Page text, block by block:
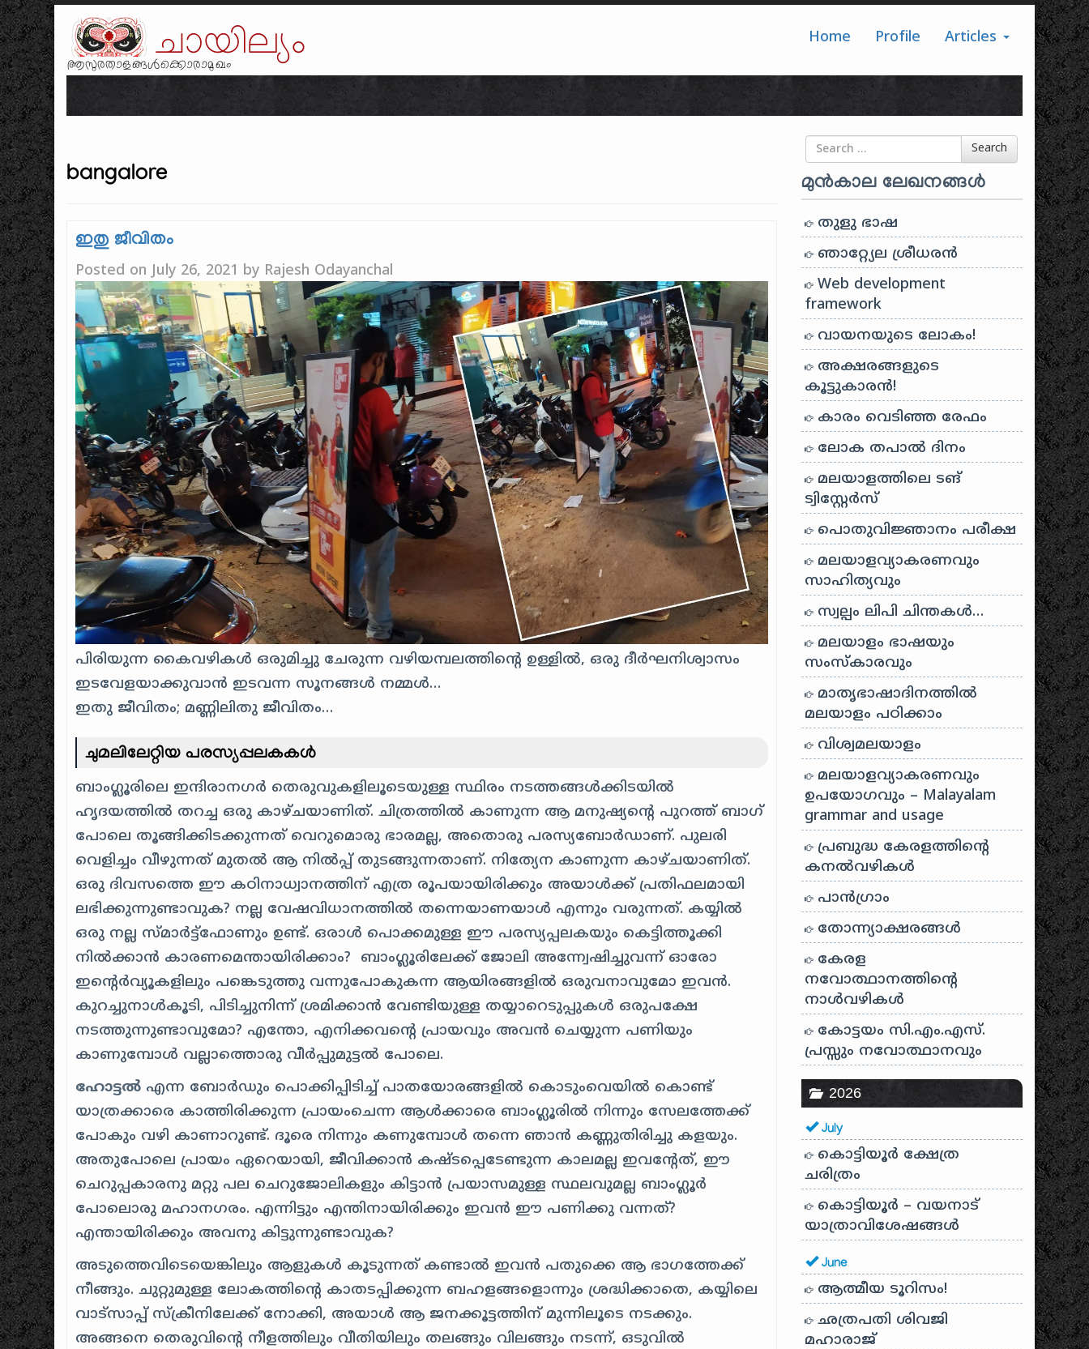
ചായില്യം
ആസുരതാളങ്ങൾക്കൊരാമുഖം
Home Profile Articles
Skip to content
bangalore
ഇതു ജീവിതം
Posted on July 26, 2021 by Rajesh Odayanchal
പിരിയുന്ന കൈവഴികള്‍ ഒരുമിച്ചു ചേരുന്ന വഴിയമ്പലത്തിന്റെ ഉള്ളിൽ, ഒരു ദീര്‍ഘനിശ്വാസം
ഇടവേളയാക്കുവാന്‍ ഇടവന്ന സൂനങ്ങള്‍ നമ്മൾ…
ഇതു ജീവിതം; മണ്ണിലിതു ജീവിതം…
ചുമലിലേറ്റിയ പരസ്യപ്പലകകൾ
ബാംഗ്ലൂരിലെ ഇന്ദിരാനഗർ തെരുവുകളിലൂടെയുള്ള സ്ഥിരം നടത്തങ്ങൾക്കിടയിൽ
ഹൃദയത്തിൽ തറച്ച ഒരു കാഴ്ചയാണിത്. ചിത്രത്തിൽ കാണുന്ന ആ മനുഷ്യന്റെ പുറത്ത് ബാഗ്
പോലെ തൂങ്ങിക്കിടക്കുന്നത് വെറുമൊരു ഭാരമല്ല, അതൊരു പരസ്യബോർഡാണ്. പുലരി
വെളിച്ചം വീഴുന്നത് മുതൽ ആ നിൽപ്പ് തുടങ്ങുന്നതാണ്. നിത്യേന കാണുന്ന കാഴ്ചയാണിത്.
ഒരു ദിവസത്തെ ഈ കഠിനാധ്വാനത്തിന് എത്ര രൂപയായിരിക്കും അയാൾക്ക് പ്രതിഫലമായി
ലഭിക്കുന്നുണ്ടാവുക? നല്ല വേഷവിധാനത്തിൽ തന്നെയാണയാൾ എന്നും വരുന്നത്. കയ്യിൽ
ഒരു നല്ല സ്മാർട്ട്ഫോണും ഉണ്ട്. ഒരാൾ പൊക്കമുള്ള ഈ പരസ്യപ്പലകയും കെട്ടിത്തൂക്കി
നിൽക്കാൻ കാരണമെന്തായിരിക്കാം? ബാംഗ്ലൂരിലേക്ക് ജോലി അന്ന്വേഷിച്ചുവന്ന് ഓരോ
ഇന്റെർവ്യൂകളിലും പങ്കെടുത്തു വന്നുപോകുകന്ന ആയിരങ്ങളിൽ ഒരുവനാവുമോ ഇവൻ.
കുറച്ചുനാൾകൂടി, പിടിച്ചുനിന്ന് ശ്രമിക്കാൻ വേണ്ടിയുള്ള തയ്യാറെടുപ്പുകൾ ഒരുപക്ഷേ
നടത്തുന്നുണ്ടാവുമോ? എന്തോ, എനിക്കവന്റെ പ്രായവും അവൻ ചെയ്യുന്ന പണിയും
കാണുമ്പോൾ വല്ലാത്തൊരു വീർപ്പുമുട്ടൽ പോലെ.
ഹോട്ടൽ എന്ന ബോർഡും പൊക്കിപ്പിടിച്ച് പാതയോരങ്ങളിൽ കൊടുംവെയിൽ കൊണ്ട്
യാത്രക്കാരെ കാത്തിരിക്കുന്ന പ്രായംചെന്ന ആൾക്കാരെ ബാംഗ്ലൂരിൽ നിന്നും സേലത്തേക്ക്
പോകും വഴി കാണാറുണ്ട്. ദൂരെ നിന്നും കണുമ്പോൾ തന്നെ ഞാൻ കണ്ണുതിരിച്ചു കളയും.
അതുപോലെ പ്രായം ഏറെയായി, ജീവിക്കാൻ കഷ്ടപ്പെടേണ്ടുന്ന കാലമല്ല ഇവന്റേത്, ഈ
ചെറുപ്പകാരനു മറ്റു പല ചെറുജോലികളും കിട്ടാൻ പ്രയാസമുള്ള സ്ഥലവുമല്ല ബാംഗ്ലൂർ
പോലൊരു മഹാനഗരം. എന്നിട്ടും എന്തിനായിരിക്കും ഇവൻ ഈ പണിക്കു വന്നത്?
എന്തായിരിക്കും അവനു കിട്ടുന്നുണ്ടാവുക?
അടുത്തെവിടെയെങ്കിലും ആളുകൾ കൂടുന്നത് കണ്ടാൽ ഇവൻ പതുക്കെ ആ ഭാഗത്തേക്ക്
നീങ്ങും. ചുറ്റുമുള്ള ലോകത്തിന്റെ കാതടപ്പിക്കുന്ന ബഹളങ്ങളൊന്നും ശ്രദ്ധിക്കാതെ, കയ്യിലെ
വാട്സാപ്പ് സ്ക്രീനിലേക്ക് നോക്കി, അയാൾ ആ ജനക്കൂട്ടത്തിന് മുന്നിലൂടെ നടക്കും.
അങ്ങനെ തെരുവിന്റെ നീളത്തിലും വീതിയിലും തലങ്ങും വിലങ്ങും നടന്ന്, ഒടുവിൽ
Search for Search
മുൻകാല ലേഖനങ്ങൾ
തുളു ഭാഷ
ഞാറ്റ്യേല ശ്രീധരൻ
Web development
framework
വായനയുടെ ലോകം!
അക്ഷരങ്ങളുടെ
കൂട്ടുകാരൻ!
കാരം വെടിഞ്ഞ രേഫം
ലോക തപാൽ ദിനം
മലയാളത്തിലെ ടങ്
ട്വിസ്റ്റേർസ്
പൊതുവിജ്ഞാനം പരീക്ഷ
മലയാളവ്യാകരണവും
സാഹിത്യവും
സ്വല്പം ലിപി ചിന്തകൾ…
മലയാളം ഭാഷയും
സംസ്കാരവും
മാതൃഭാഷാദിനത്തിൽ
മലയാളം പഠിക്കാം
വിശ്വമലയാളം
മലയാളവ്യാകരണവും
ഉപയോഗവും – Malayalam
grammar and usage
പ്രബുദ്ധ കേരളത്തിന്റെ
കനൽവഴികൾ
പാന്‍ഗ്രാം
തോന്ന്യാക്ഷരങ്ങള്‍
കേരള
നവോത്ഥാനത്തിന്റെ
നാൾവഴികൾ
കോട്ടയം സി.എം.എസ്.
പ്രസ്സും നവോത്ഥാനവും
2026
July
കൊട്ടിയൂർ ക്ഷേത്ര
ചരിത്രം
കൊട്ടിയൂർ – വയനാട്
യാത്രാവിശേഷങ്ങൾ
June
ആത്മീയ ടൂറിസം!
ഛത്രപതി ശിവജി
മഹാരാജ്